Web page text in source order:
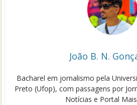
João B. N.
Bacharel em jornalismo pela
Preto (Ufop), com passagens por
Notícias e Portal